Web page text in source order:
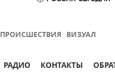
ПРОИСШЕСТВИЯ ВИЗУАЛ
РАДИО КОНТАКТЫ